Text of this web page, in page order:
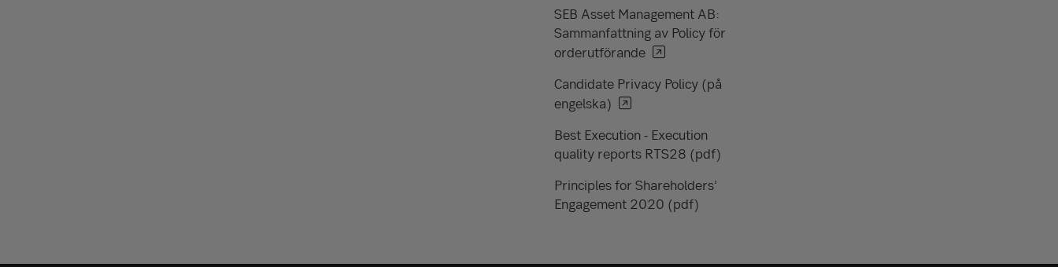
SEB Asset Management AB:
Sammanfattning av Policy för
orderutförande
Candidate Privacy Policy (på
engelska)
Best Execution - Execution
quality reports RTS28 (pdf)
Principles for Shareholders’
Engagement 2020 (pdf)